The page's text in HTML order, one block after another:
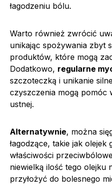
łagodzeniu bólu.
Warto również zwrócić
unikając spożywania zbyt
produktów, które mogą
Dodatkowo, regularne
szczoteczką i unikanie
czyszczenia mogą pomóc
ustnej.
Alternatywnie, można
łagodzące, takie jak
właściwości
niewielką ilość tego olejku
przyłożyć do bolesnego